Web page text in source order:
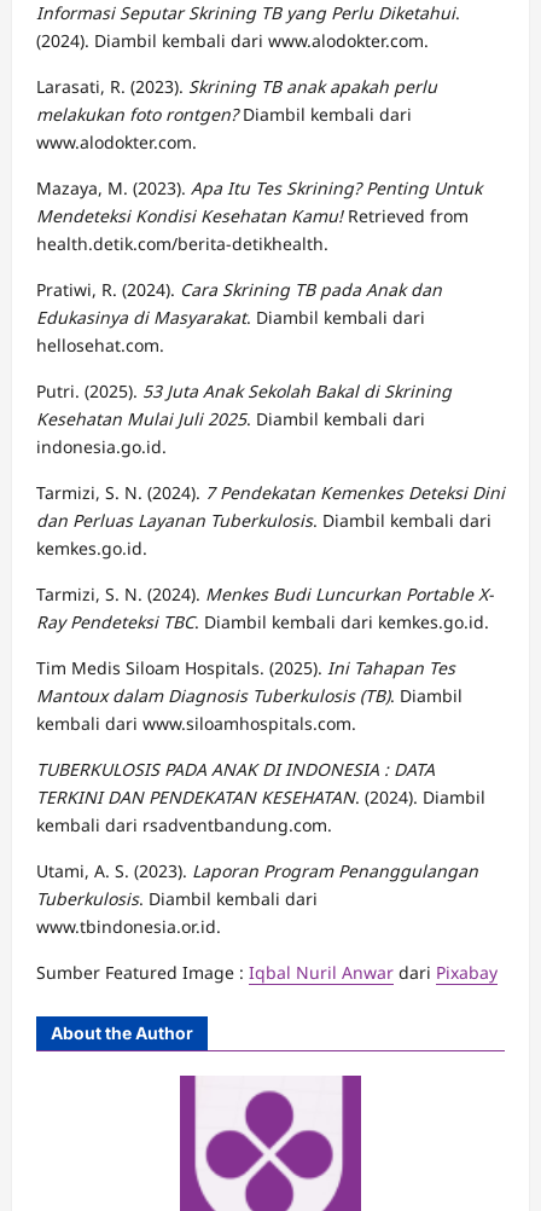
Informasi Seputar Skrining TB yang Perlu Diketahui.
(2024). Diambil kembali dari www.alodokter.com.
Larasati, R. (2023). Skrining TB anak apakah perlu
melakukan foto rontgen?Diambil kembali dari
www.alodokter.com.
Mazaya, M. (2023). Apa Itu Tes Skrining? Penting Untuk
Mendeteksi Kondisi Kesehatan Kamu!Retrieved from
health.detik.com/berita-detikhealth.
Pratiwi, R. (2024). Cara Skrining TB pada Anak dan
Edukasinya di Masyarakat. Diambil kembali dari
hellosehat.com.
Putri. (2025). 53 Juta Anak Sekolah Bakal di Skrining
Kesehatan Mulai Juli 2025. Diambil kembali dari
indonesia.go.id.
Tarmizi, S. N. (2024). 7 Pendekatan Kemenkes Deteksi Dini
dan Perluas Layanan Tuberkulosis. Diambil kembali dari
kemkes.go.id.
Tarmizi, S. N. (2024). Menkes Budi Luncurkan Portable X-
Ray Pendeteksi TBC. Diambil kembali dari kemkes.go.id.
Tim Medis Siloam Hospitals. (2025). Ini Tahapan Tes
Mantoux dalam Diagnosis Tuberkulosis (TB). Diambil
kembali dari www.siloamhospitals.com.
TUBERKULOSIS PADA ANAK DI INDONESIA : DATA
TERKINI DAN PENDEKATAN KESEHATAN. (2024). Diambil
kembali dari rsadventbandung.com.
Utami, A. S. (2023). Laporan Program Penanggulangan
Tuberkulosis. Diambil kembali dari
www.tbindonesia.or.id.
Sumber Featured Image : Iqbal Nuril Anwar dari Pixabay
About the Author